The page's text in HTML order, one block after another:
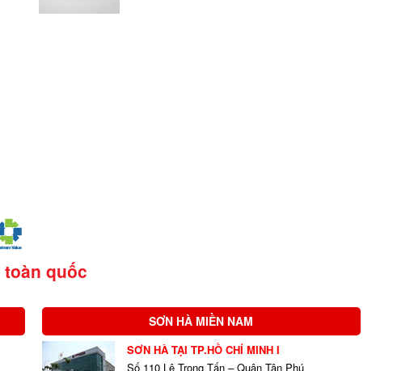
toàn quốc
SƠN HÀ MIỀN NAM
SƠN HÀ TẠI TP.HỒ CHÍ MINH I
Số 110 Lê Trọng Tấn – Quận Tân Phú